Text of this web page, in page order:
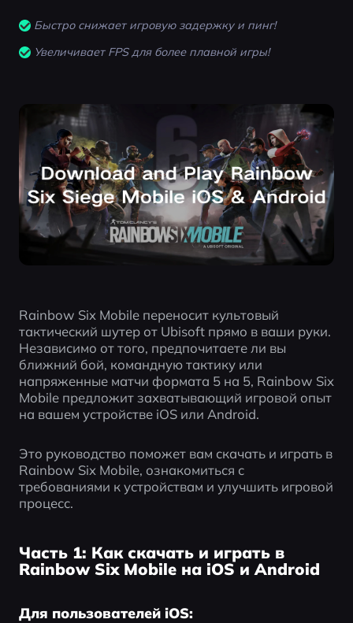
Быстро снижает игровую задержку и пинг!
Увеличивает FPS для более плавной игры!
Rainbow Six Mobile переносит культовый
тактический шутер от Ubisoft прямо в ваши руки.
Независимо от того, предпочитаете ли вы
ближний бой, командную тактику или
напряженные матчи формата 5 на 5, Rainbow Six
Mobile предложит захватывающий игровой опыт
на вашем устройстве iOS или Android.
Это руководство поможет вам скачать и играть в
Rainbow Six Mobile, ознакомиться с
требованиями к устройствам и улучшить игровой
процесс.
Часть 1: Как скачать и играть в
Rainbow Six Mobile на iOS и Android
Для пользователей iOS: